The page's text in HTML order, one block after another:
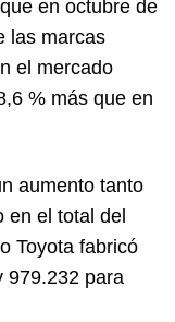
en octubre de
las marcas
el mercado
% más que en
aumento tanto
en el total del
Toyota fabricó
979.232 para